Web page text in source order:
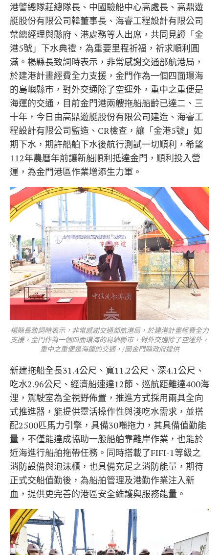
港警總隊莊總隊長、中國驗船中心高處長、高鼎遊
艇股份有限公司韓董事長、海睿工程設計有限公司
葉總經理與縣府、港處務等人出席，共同見證「金
港5號」下水典禮，為重要里程祈福，祈求順利圓
滿。楊縣長致詞時表示，非常感謝交通部航港局，
於建港計畫經費全力支援，金門作為一個四面環海
的島嶼縣市，對外交通除了空運外，重中之重便是
海運的交通，目前金門港兩艘拖船船齡已達二、三
十年，今日由高鼎遊艇股份有限公司建造、海睿工
程設計有限公司監造、CR檢查，讓「金港5號」如
期下水，期許船舶下水後航行測試一切順利，希望
112年農曆年前讓新船順利抵達金門，順利投入營
運，為金門港區作業增添生力軍。
楊縣長致詞時表示，非常感謝交通部航港局，於建港計畫經費全力
支援，金門作為一個四面環海的島嶼縣市，對外交通除了空運外，
重中之重便是海運的交通，/圖金門縣政府提供
新建拖船全長31.4公尺、寬11.2公尺、深4.1公尺、
吃水2.96公尺、經濟船速達12節、巡航距離達400海
浬，駕駛室為全視野佈置，推進方式採用兩具全向
式推進器，能提供靈活操作性與淺吃水需求，並搭
配2500匹馬力引擎，具備30噸拖力，其具備值勤能
量，不僅能達成協助一般船舶靠離岸作業，也能於
近海進行船舶拖帶任務。同時搭載了FIFI-1等級之
消防設備與泡沫櫃，也具備充足之消防能量，期待
正式交船值勤後，為船舶管理及港勤作業注入新
血，提供更完善的港區安全維護與服務能量。